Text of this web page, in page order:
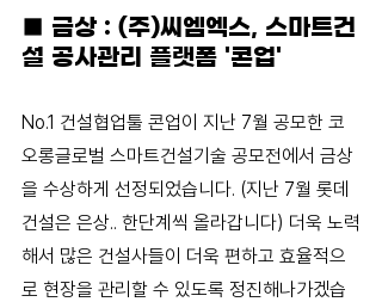
■ 금상 : (주)씨엠엑스, 스마트건
설 공사관리 플랫폼 '콘업'
​No.1 건설협업툴 콘업이 지난 7월 공모한 코
오롱글로벌 스마트건설기술 공모전에서 금상
을 수상하게 선정되었습니다. (지난 7월 롯데
건설은 은상.. 한단계씩 올라갑니다) 더욱 노력
해서 많은 건설사들이 더욱 편하고 효율적으
로 현장을 관리할 수 있도록 정진해나가겠습